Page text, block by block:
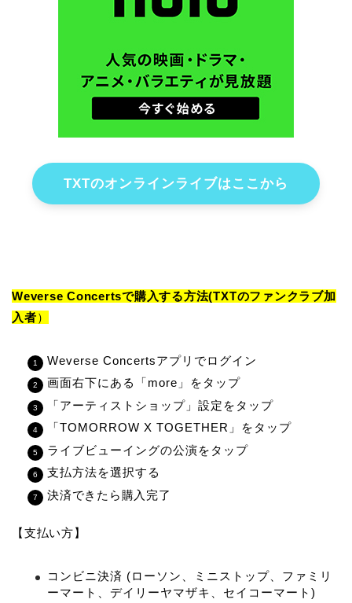
TXTのオンラインライブはここから
Weverse Concertsで購入する方法(TXTのファンクラブ加
入者）
Weverse Concertsアプリでログイン
画面右下にある「more」をタップ
「アーティストショップ」設定をタップ
「TOMORROW X TOGETHER」をタップ
ライブビューイングの公演をタップ
支払方法を選択する
決済できたら購入完了
【支払い方】
コンビニ決済 (ローソン、ミニストップ、ファミリ
ーマート、デイリーヤマザキ、セイコーマート)